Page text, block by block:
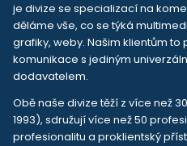
je divize se specializací na
děláme vše, co se týká
grafiky, weby. Našim klientům
komunikace s jediným
dodavatelem.
Obě naše divize těží z více než
1993), sdružují více než 50
profesionalitu a proklientský